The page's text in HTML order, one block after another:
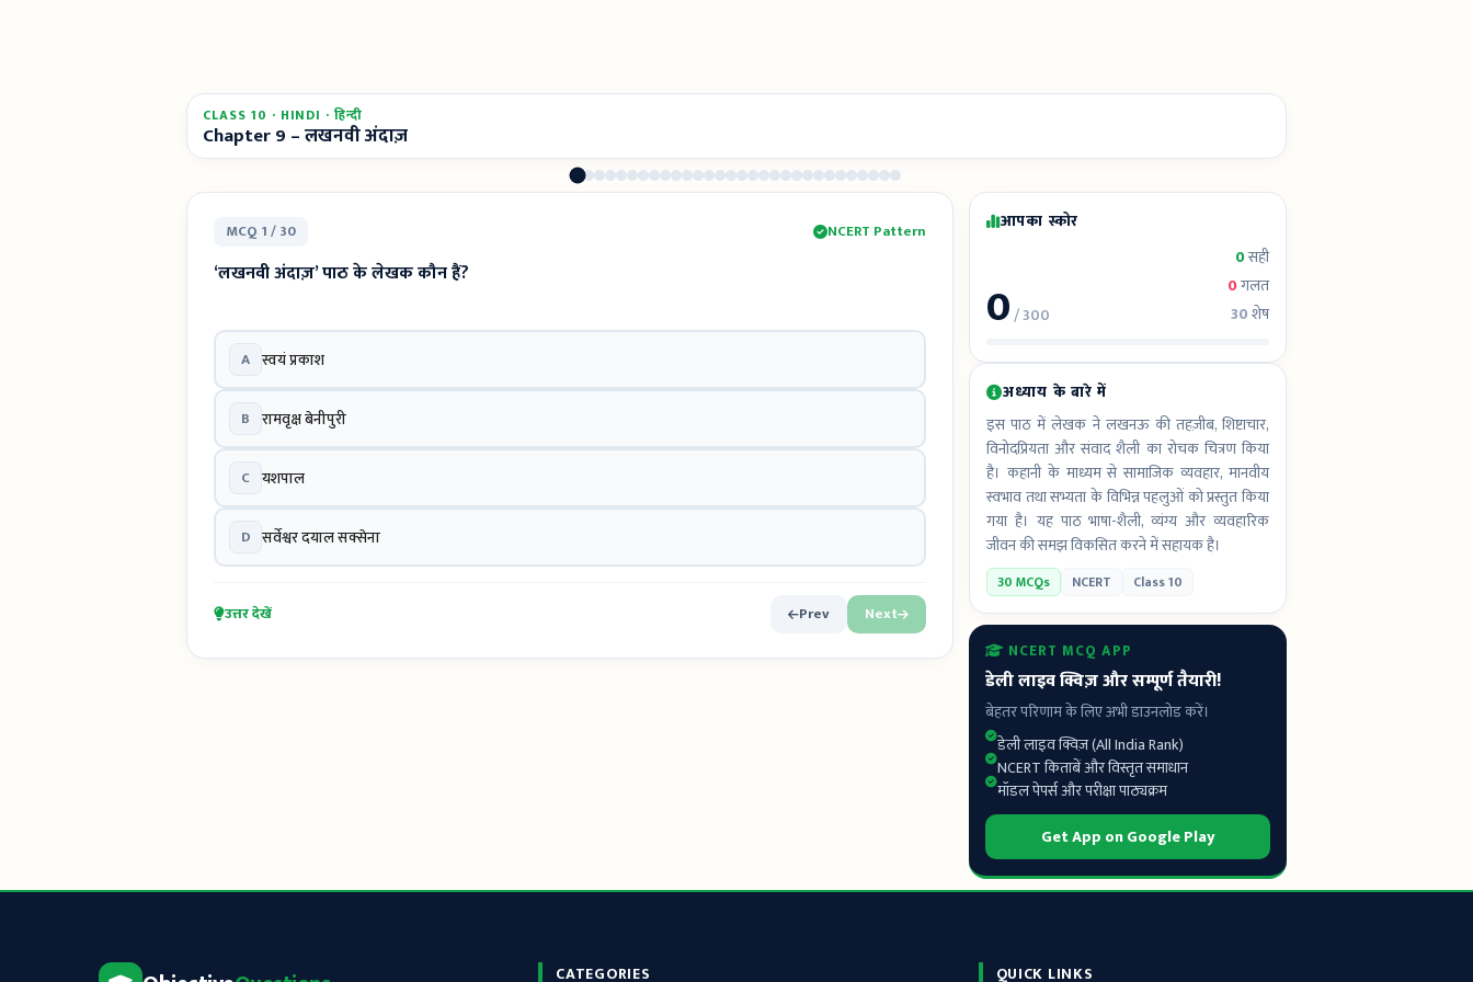
CLASS 10 · HINDI · हिन्दी
Chapter 9 – लखनवी अंदाज़
MCQ 1 / 30 NCERT Pattern
‘लखनवी अंदाज़’ पाठ के लेखक कौन हैं?
A स्वयं प्रकाश
B रामवृक्ष बेनीपुरी
C यशपाल
D सर्वेश्वर दयाल सक्सेना
उत्तर देखें Prev Next
आपका स्कोर
0/ 300
0सही
0गलत
30शेष
अध्याय के बारे में
इस पाठ में लेखक ने लखनऊ की तहज़ीब, शिष्टाचार,
विनोदप्रियता और संवाद शैली का रोचक चित्रण किया
है। कहानी के माध्यम से सामाजिक व्यवहार, मानवीय
स्वभाव तथा सभ्यता के विभिन्न पहलुओं को प्रस्तुत किया
गया है। यह पाठ भाषा-शैली, व्यंग्य और व्यवहारिक
जीवन की समझ विकसित करने में सहायक है।
30 MCQs NCERT Class 10
NCERT MCQ APP
डेली लाइव क्विज़ और सम्पूर्ण तैयारी!
बेहतर परिणाम के लिए अभी डाउनलोड करें।
डेली लाइव क्विज़ (All India Rank)
NCERT किताबें और विस्तृत समाधान
मॉडल पेपर्स और परीक्षा पाठ्यक्रम
Get App on Google Play
CATEGORIES QUICK LINKS